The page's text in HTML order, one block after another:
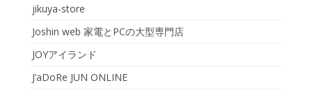
jikuya-store
Joshin web 家電とPCの大型専門店
JOYアイランド
J’aDoRe JUN ONLINE